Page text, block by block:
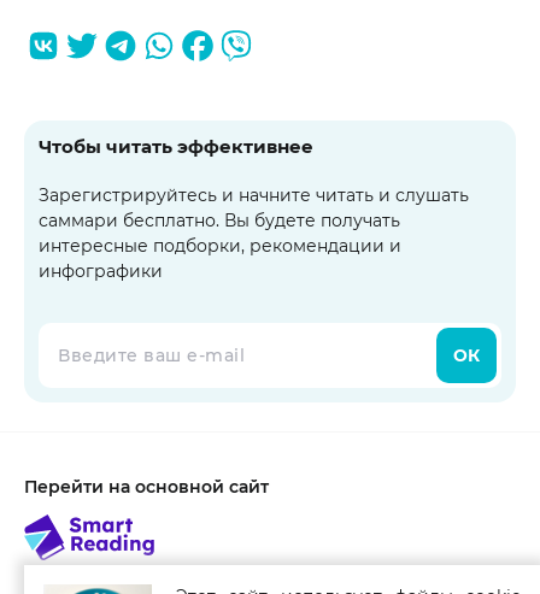
Чтобы читать эффективнее
Зарегистрируйтесь и начните читать и слушать
саммари бесплатно. Вы будете получать
интересные подборки, рекомендации и
инфографики
ОК
Перейти на основной сайт